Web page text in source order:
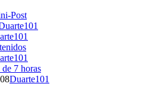
Post
7 horas
Duarte101